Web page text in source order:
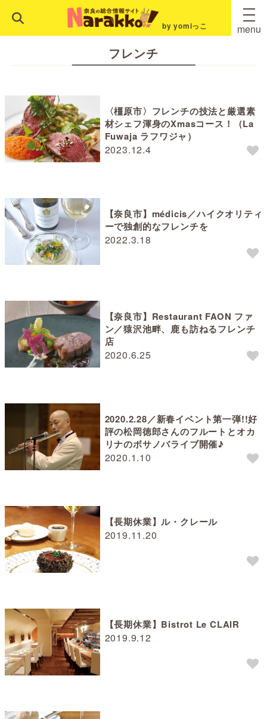
by yomiっこ menu
フレンチ
2023.12.4
〈橿原市〉フレンチの技法と厳選素
材シェフ渾身のXmasコース！（La
Fuwaja ラフワジャ）
2022.3.18
【奈良市】médicis／ハイクオリティ
ーで独創的なフレンチを
2020.6.25
【奈良市】Restaurant FAON ファ
ン／猿沢池畔、鹿も訪ねるフレンチ
店
2020.1.10
2020.2.28／新春イベント第一弾!!好
評の松岡徳郎さんのフルートとオカ
リナのボサノバライブ開催♪
2019.11.20
【長期休業】ル・クレール
2019.9.12
【長期休業】Bistrot Le CLAIR